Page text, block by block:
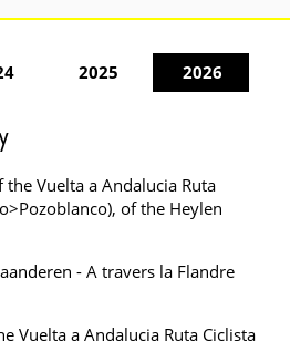
2025 2026
Vuelta a Andalucia Ruta
of the Heylen
- A travers la Flandre
Vuelta a Andalucia Ruta Ciclista